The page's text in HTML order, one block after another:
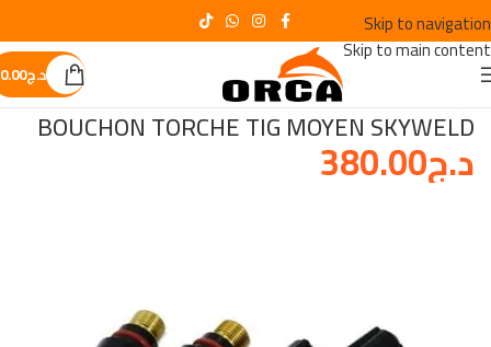
Skip to navigation
Skip to main content
د.ج0.00
OUTILLAGE DE SOUDURE
BOUCHON TORCHE TIG MOYEN SKYWELD
د.ج380.00